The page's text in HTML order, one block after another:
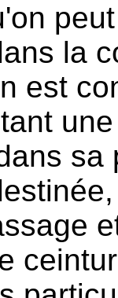
la
est
sa